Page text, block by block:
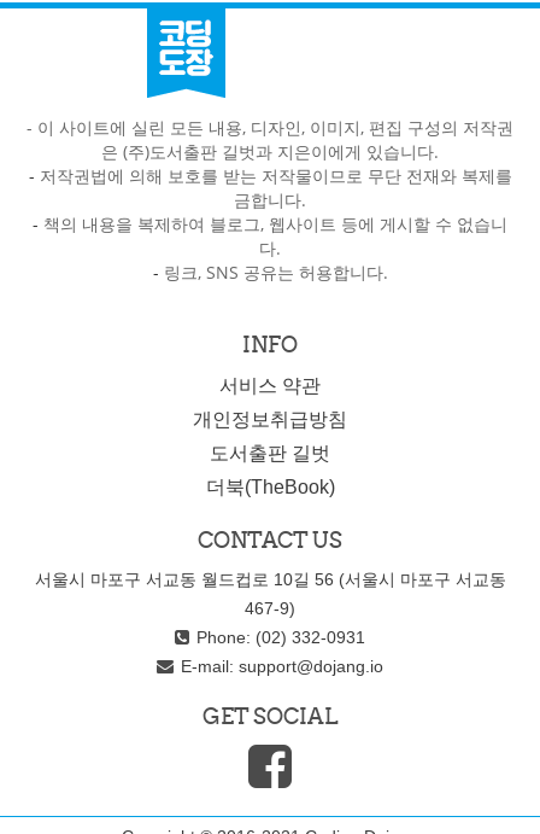
- 이 사이트에 실린 모든 내용, 디자인, 이미지, 편집 구성의 저작권
은 (주)도서출판 길벗과 지은이에게 있습니다.
- 저작권법에 의해 보호를 받는 저작물이므로 무단 전재와 복제를
금합니다.
- 책의 내용을 복제하여 블로그, 웹사이트 등에 게시할 수 없습니
다.
- 링크, SNS 공유는 허용합니다.
INFO
서비스 약관
개인정보취급방침
도서출판 길벗
더북(TheBook)
CONTACT US
서울시 마포구 서교동 월드컵로 10길 56 (서울시 마포구 서교동
467-9)
Phone: (02) 332-0931
E-mail: support@dojang.io
GET SOCIAL